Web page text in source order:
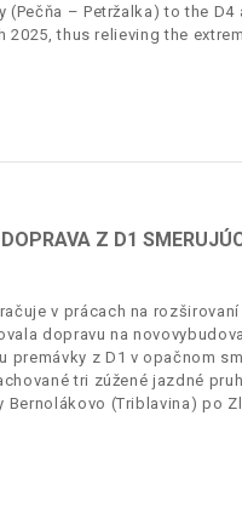
– Petržalka) to the
thus relieving the
Z D1
v prácach na
dopravu na
premávky z D1 v opačnom
tri zúžené jazdné
(Triblavina) po